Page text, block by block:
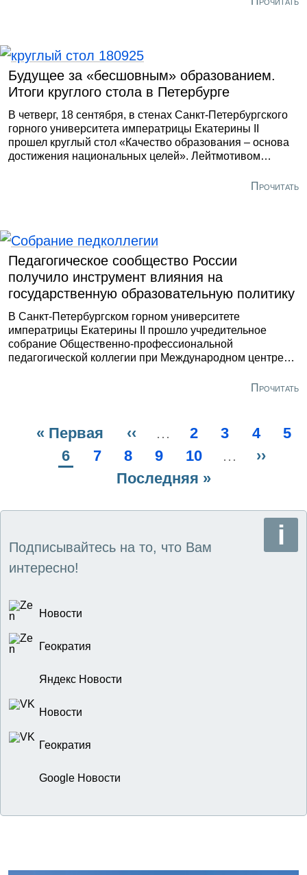
Будущее за «бесшовным» образованием.
Итоги круглого стола в Петербурге
В четверг, 18 сентября, в стенах Санкт-Петербургского
горного университета императрицы Екатерины II
прошел круглый стол «Качество образования – основа
достижения национальных целей». Лейтмотивом
единой образовательной политики на всех уровняхПрочитать
Педагогическое сообщество России
получило инструмент влияния на
государственную образовательную политику
В Санкт-Петербургском горном университете
императрицы Екатерины II прошло учредительное
собрание Общественно-профессиональной
педагогической коллегии при Международном центре
Прочитать
Нумерация
Первая
страница
« Первая
Предыдущая
страница
‹‹ … Page
2 Page
3 Page
4
5
Текущая
страница
6 Page
7 Page
8 Page
9 Page
10 …
››
Последняя
Последняя »
Подписывайтесь на то, что Вам
интересно!
Новости
Геократия
Яндекс Новости
Новости
Геократия
Google Новости